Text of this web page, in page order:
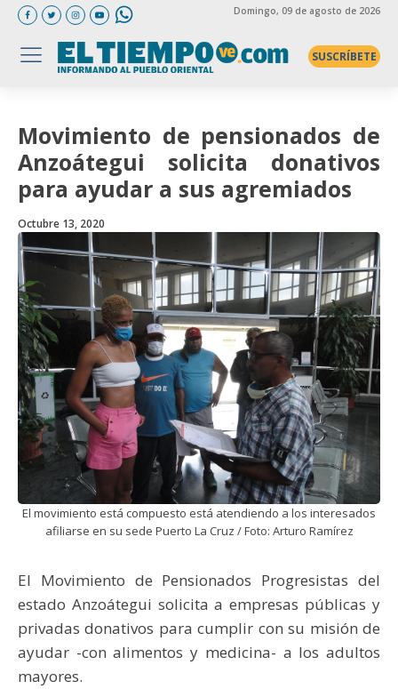
Domingo, 09 de agosto de 2026
SUSCRÍBETE
Movimiento de pensionados de
Anzoátegui solicita donativos
para ayudar a sus agremiados
Octubre 13, 2020
El movimiento está compuesto está atendiendo a los interesados
afiliarse en su sede Puerto La Cruz / Foto: Arturo Ramírez
El Movimiento de Pensionados Progresistas del
estado Anzoátegui solicita a empresas públicas y
privadas donativos para cumplir con su misión de
ayudar -con alimentos y medicina- a los adultos
mayores.